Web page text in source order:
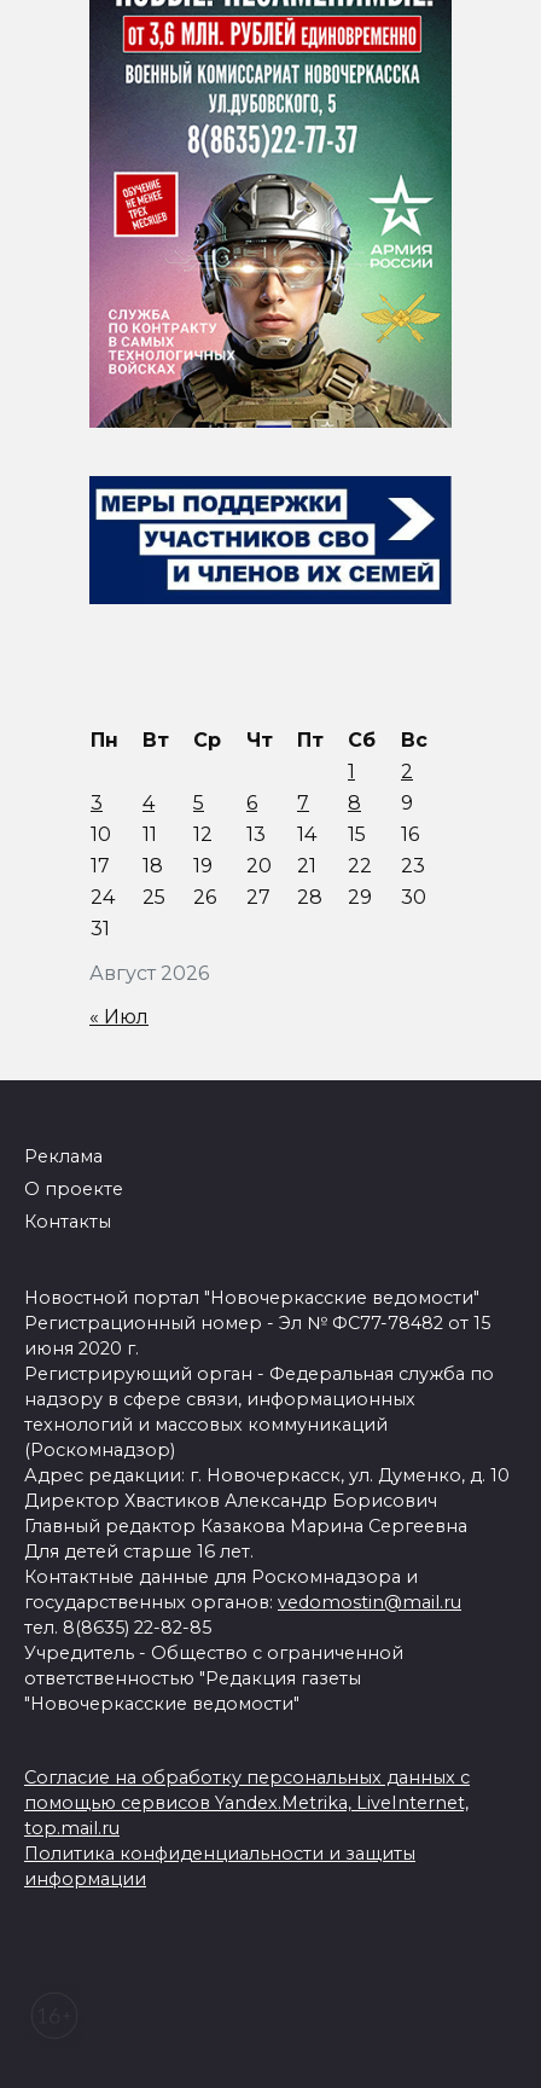
Август 2026
Пн Вт Ср Чт Пт Сб
Вс
1
2
3
4 5 6 7 8
9
10
11 12 13 14 15
16
17
18 19 20 21 22
23
24
25 26 27 28 29
30
31
« Июл
Реклама
О проекте
Контакты
Новостной портал "Новочеркасские ведомости"
Регистрационный номер - Эл № ФС77-78482 от 15
июня 2020 г.
Регистрирующий орган - Федеральная служба по
надзору в сфере связи, информационных
технологий и массовых коммуникаций
(Роскомнадзор)
Адрес редакции: г. Новочеркасск, ул. Думенко, д. 10
Директор Хвастиков Александр Борисович
Главный редактор Казакова Марина Сергеевна
Для детей старше 16 лет.
Контактные данные для Роскомнадзора и
государственных органов: vedomostin@mail.ru
тел. 8(8635) 22-82-85
Учредитель - Общество с ограниченной
ответственностью "Редакция газеты
"Новочеркасские ведомости"
Согласие на обработку персональных данных с
помощью сервисов Yandex.Metrika, LiveInternet,
top.mail.ru
Политика конфиденциальности и защиты
информации